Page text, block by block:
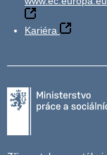
Kariéra